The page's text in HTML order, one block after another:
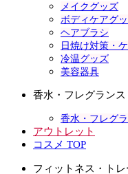
メイクグッズ
ボディケアグ
ヘアブラシ
日焼け対策・
冷温グッズ
美容器具
香水・フレグランス
香水・フレグ
アウトレット
コスメ TOP
フィットネス・ト